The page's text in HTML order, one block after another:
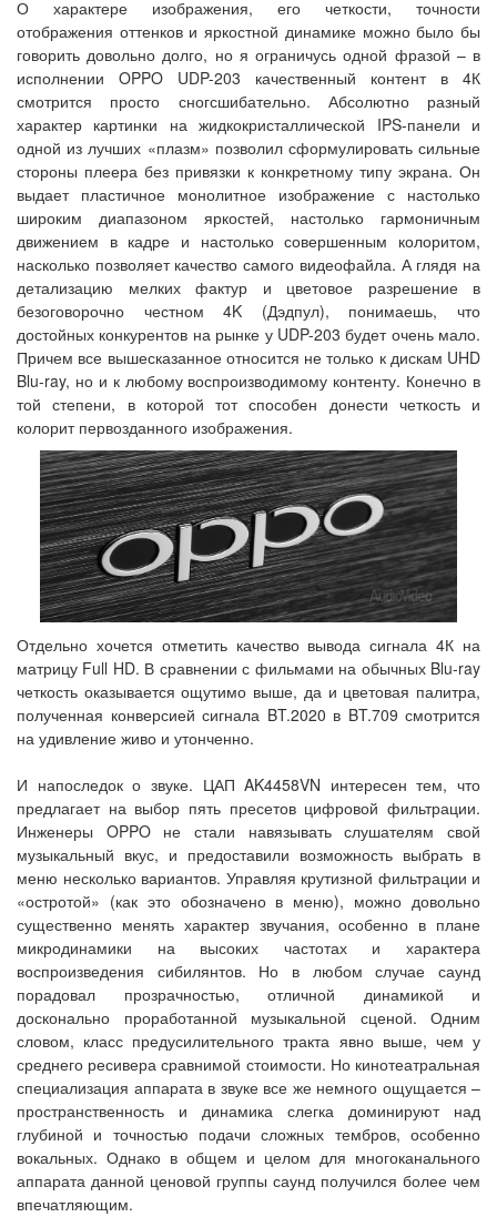
О характере изображения, его четкости, точности
отображения оттенков и яркостной динамике можно было бы
говорить довольно долго, но я ограничусь одной фразой – в
исполнении OPPO UDP-203 качественный контент в 4К
смотрится просто сногсшибательно. Абсолютно разный
характер картинки на жидкокристаллической IPS-панели и
одной из лучших «плазм» позволил сформулировать сильные
стороны плеера без привязки к конкретному типу экрана. Он
выдает пластичное монолитное изображение с настолько
широким диапазоном яркостей, настолько гармоничным
движением в кадре и настолько совершенным колоритом,
насколько позволяет качество самого видеофайла. А глядя на
детализацию мелких фактур и цветовое разрешение в
безоговорочно честном 4K (Дэдпул), понимаешь, что
достойных конкурентов на рынке у UDP-203 будет очень мало.
Причем все вышесказанное относится не только к дискам UHD
Blu-ray, но и к любому воспроизводимому контенту. Конечно в
той степени, в которой тот способен донести четкость и
колорит первозданного изображения.
Отдельно хочется отметить качество вывода сигнала 4К на
матрицу Full HD. В сравнении с фильмами на обычных Blu-ray
четкость оказывается ощутимо выше, да и цветовая палитра,
полученная конверсией сигнала BT.2020 в BT.709 смотрится
на удивление живо и утонченно.
И напоследок о звуке. ЦАП AK4458VN интересен тем, что
предлагает на выбор пять пресетов цифровой фильтрации.
Инженеры OPPO не стали навязывать слушателям свой
музыкальный вкус, и предоставили возможность выбрать в
меню несколько вариантов. Управляя крутизной фильтрации и
«остротой» (как это обозначено в меню), можно довольно
существенно менять характер звучания, особенно в плане
микродинамики на высоких частотах и характера
воспроизведения сибилянтов. Но в любом случае саунд
порадовал прозрачностью, отличной динамикой и
досконально проработанной музыкальной сценой. Одним
словом, класс предусилительного тракта явно выше, чем у
среднего ресивера сравнимой стоимости. Но кинотеатральная
специализация аппарата в звуке все же немного ощущается –
пространственность и динамика слегка доминируют над
глубиной и точностью подачи сложных тембров, особенно
вокальных. Однако в общем и целом для многоканального
аппарата данной ценовой группы саунд получился более чем
впечатляющим.